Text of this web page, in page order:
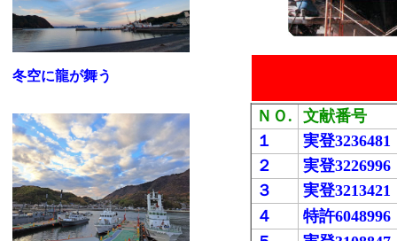
冬空に龍が舞う
ＮＯ.
文献番号
１
実登3236481
２
実登3226996
３
実登3213421
４
特許6048996